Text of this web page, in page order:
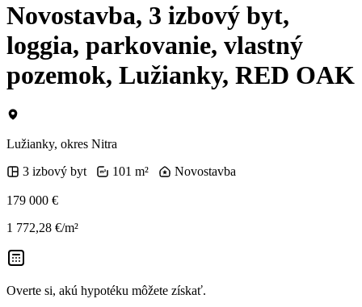
Novostavba, 3 izbový byt,
loggia, parkovanie, vlastný
pozemok, Lužianky, RED OAK
Lužianky, okres Nitra
3 izbový byt
101 m² Novostavba
179 000 €
1 772,28 €/m²
Overte si, akú hypotéku môžete získať.